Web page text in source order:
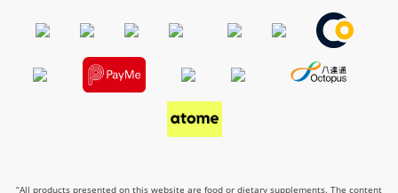
“All products presented on this website are food or dietary supplements. The content